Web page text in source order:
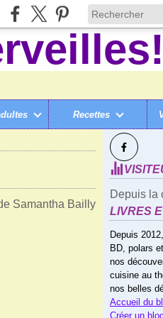
Recettes SUIVEZ-
Depuis la
LIVRES
Depuis
BD, polars
nos
cuisine au
nos belles
Accueil du
Créer un